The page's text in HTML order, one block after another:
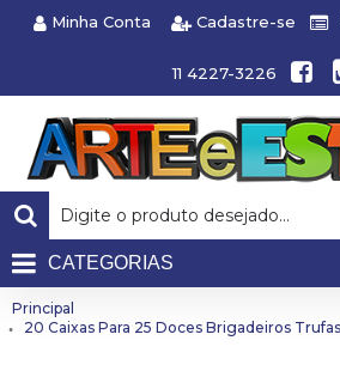
Minha Conta Cadastre-se
11 4227-3226
CATEGORIAS
Principal
20 Caixas Para 25 Doces Brigadeiros